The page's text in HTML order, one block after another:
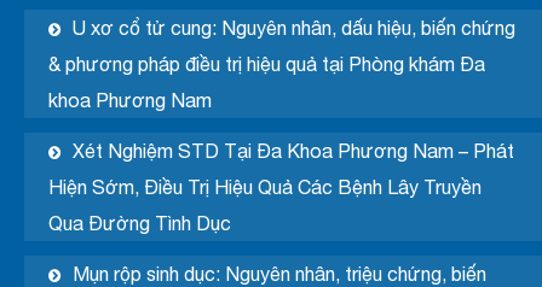
U xơ cổ tử cung: Nguyên nhân, dấu hiệu, biến chứng
& phương pháp điều trị hiệu quả tại Phòng khám Đa
khoa Phương Nam
Xét Nghiệm STD Tại Đa Khoa Phương Nam – Phát
Hiện Sớm, Điều Trị Hiệu Quả Các Bệnh Lây Truyền
Qua Đường Tình Dục
Mụn rộp sinh dục: Nguyên nhân, triệu chứng, biến